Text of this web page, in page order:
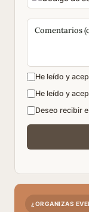
He leído y
He leído y
Deseo recibir
¿ORGANIZAS